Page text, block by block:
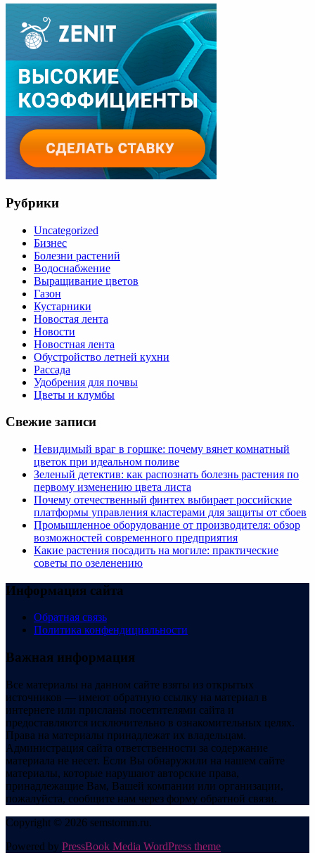
Рубрики
Uncategorized
Бизнес
Болезни растений
Водоснабжение
Выращивание цветов
Газон
Кустарники
Новостая лента
Новости
Новостная лента
Обустройство летней кухни
Рассада
Удобрения для почвы
Цветы и клумбы
Свежие записи
Невидимый враг в горшке: почему вянет комнатный
цветок при идеальном поливе
Зеленый детектив: как распознать болезнь растения по
первому изменению цвета листа
Почему отечественный финтех выбирает российские
платформы управления кластерами для защиты от сбоев
Промышленное оборудование от производителя: обзор
возможностей современного предприятия
Какие растения посадить на могиле: практические
советы по озеленению
Информация сайта
Обратная связь
Политика конфендициальности
Важная информация
Все материалы на данном сайте взяты из открытых
источников — имеют обратную ссылку на материал в
интернете или присланы посетителями сайта и
предоставляются исключительно в ознакомительных целях.
Права на материалы принадлежат их владельцам.
Администрация сайта ответственности за содержание
материала не несет. Если Вы обнаружили на нашем сайте
материалы, которые нарушают авторские права,
принадлежащие Вам, Вашей компании или организации,
пожалуйста, сообщите нам через форму обратной связи.
Copyright © 2026 semstomm.ru.
Powered by PressBook Media WordPress theme